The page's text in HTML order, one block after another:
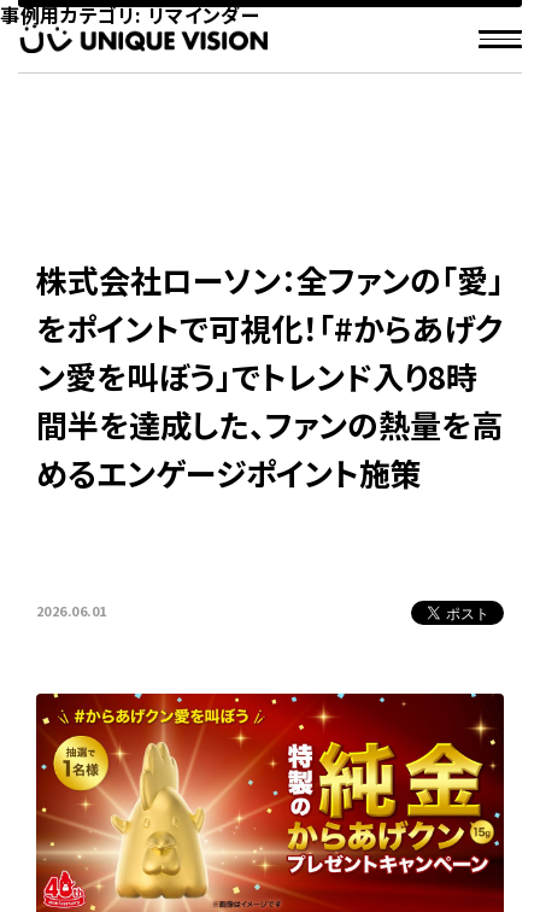
事例用カテゴリ:リマインダー
株式会社ローソン：全ファンの「愛」
をポイントで可視化！「#からあげク
ン愛を叫ぼう」でトレンド入り8時
間半を達成した、ファンの熱量を高
めるエンゲージポイント施策
2026.06.01